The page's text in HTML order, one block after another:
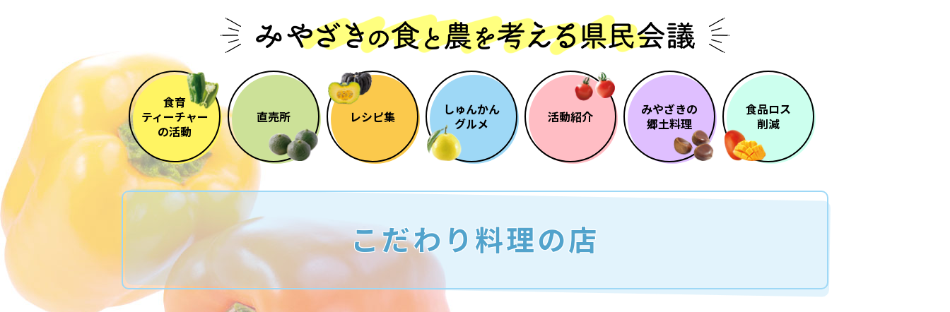
食育
ティーチャー
の活動
直売所 レシピ集
しゅんかん
グルメ
活動紹介
みやざきの
郷土料理
食品ロス
削減
こだわり料理の店